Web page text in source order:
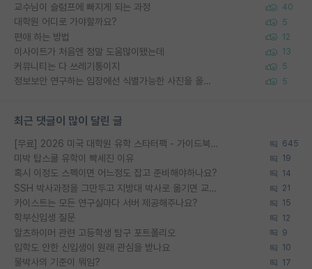
교수님이 슬럼프에 빠지게 되는 과정 40
대학원 어디로 가야할까요? 5
편애 하는 방법 12
이사이트가 처음엔 정말 도움많이됐는데 13
커뮤니티는 다 쓰레기통이지 5
정보보안 연구하는 입장에선 식별가능한 사진을 올리는건 비추이긴함 5
최근 댓글이 많이 달린 글
[무료] 2026 미국 대학원 유학 스타터팩 - 가이드북 & 합격자 컨택메일 템플릿 645
미박 탑스쿨 유학이 빡세진 이유 19
혹시 이정도 스펙이면 어느정도 잡고 준비해야하나요? 14
SSH 박사과정을 그만두고 지방대 박사로 옮기면 교수의 꿈은 끝일까요? 21
카이스트는 모든 연구실마다 서버 제공해주나요? 15
학부신입생 질문 12
알츠하이머 관련 고등학생 탐구 포트폴리오 9
입학도 안한 신입생이 원래 관심을 받나요 10
물박사의 기준이 뭐임? 17